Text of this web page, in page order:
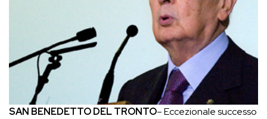
SAN BENEDETTO DEL TRONTO– Eccezionale successo